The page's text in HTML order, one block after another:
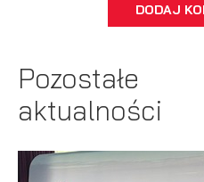
DODAJ
Pozostałe
aktualności